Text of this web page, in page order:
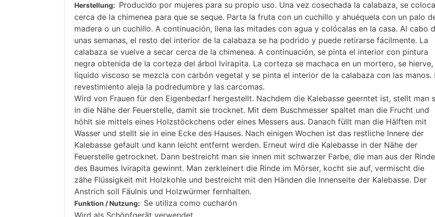
Herstellung: Producido por mujeres para su propio uso. Una vez cosechada la calabaza, se coloca
cerca de la chimenea para que se seque. Parta la fruta con un cuchillo y ahuéquela con un palo
madera o un cuchillo. A continuación, llena las mitades con agua y colócalas en la casa. Al cabo
unas semanas, el resto del interior de la calabaza se ha podrido y puede retirarse fácilmente. La
calabaza se vuelve a secar cerca de la chimenea. A continuación, se pinta el interior con pintura
negra obtenida de la corteza del árbol Ivirapita. La corteza se machaca en un mortero, se hierve,
líquido viscoso se mezcla con carbón vegetal y se pinta el interior de la calabaza con las manos.
revestimiento aleja la podredumbre y las carcomas.
Wird von Frauen für den Eigenbedarf hergestellt. Nachdem die Kalebasse geerntet ist, stellt man
in die Nähe der Feuerstelle, damit sie trocknet. Mit dem Buschmesser spaltet man die Frucht und
höhlt sie mittels eines Holzstöckchens oder eines Messers aus. Danach füllt man die Hälften mit
Wasser und stellt sie in eine Ecke des Hauses. Nach einigen Wochen ist das restliche Innere der
Kalebasse gefault und kann leicht entfernt werden. Erneut wird die Kalebasse in der Nähe der
Feuerstelle getrocknet. Dann bestreicht man sie innen mit schwarzer Farbe, die man aus der Rinde
des Baumes Ivirapita gewinnt. Man zerkleinert die Rinde im Mörser, kocht sie auf, vermischt die
zähe Flüssigkeit mit Holzkohle und bestreicht mit den Händen die Innenseite der Kalebasse. Der
Anstrich soll Fäulnis und Holzwürmer fernhalten.
Funktion / Nutzung: Se utiliza como cucharón
Wird als Schöpfgerät verwendet